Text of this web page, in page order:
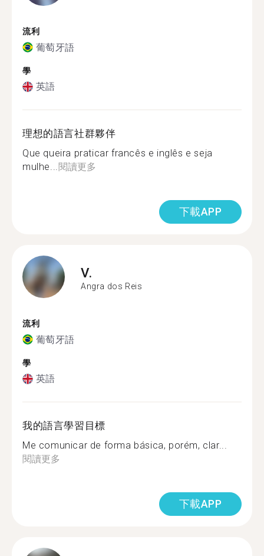
流利
葡萄牙語
學
英語
理想的語言社群夥伴
Que queira praticar francês e inglês e seja
mulhe...閱讀更多
下載APP
V.
Angra dos Reis
流利
葡萄牙語
學
英語
我的語言學習目標
Me comunicar de forma básica, porém, clar...
閱讀更多
下載APP